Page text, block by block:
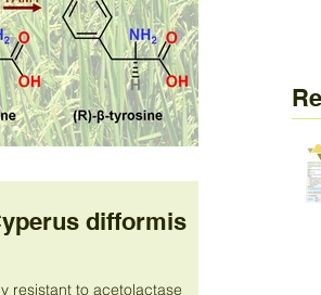
difformis
resistant to acetolactase